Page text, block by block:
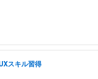
スキル習得